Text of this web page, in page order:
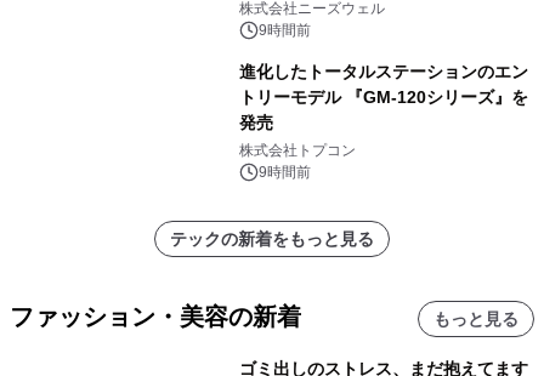
株式会社ニーズウェル
9時間前
進化したトータルステーションのエン
トリーモデル 『GM-120シリーズ』を
発売
株式会社トプコン
9時間前
テックの新着をもっと見る
ファッション・美容の新着 もっと見る
ゴミ出しのストレス、まだ抱えてます